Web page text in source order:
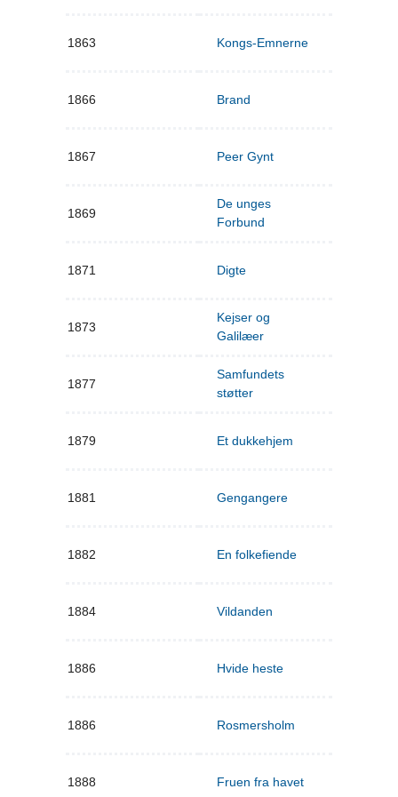
1863 Kongs-Emnerne
1866 Brand
1867 Peer Gynt
1869
De unges
Forbund
1871 Digte
1873
Kejser og
Galilæer
1877
Samfundets
støtter
1879 Et dukkehjem
1881 Gengangere
1882 En folkefiende
1884 Vildanden
1886 Hvide heste
1886 Rosmersholm
1888 Fruen fra havet